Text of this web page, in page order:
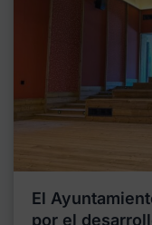
El
por el